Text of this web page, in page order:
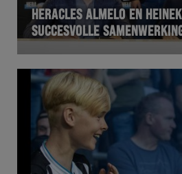
HERACLES ALMELO EN
SUCCESVOLLE